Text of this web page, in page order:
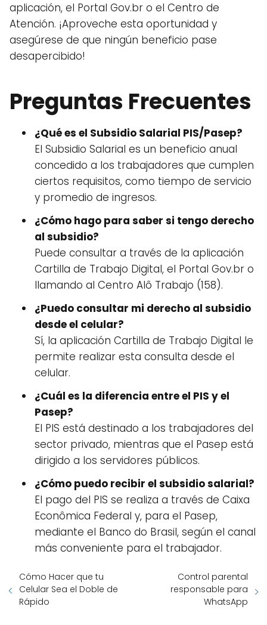
aplicación, el Portal Gov.br o el Centro de
Atención. ¡Aproveche esta oportunidad y
asegúrese de que ningún beneficio pase
desapercibido!
Preguntas Frecuentes
¿Qué es el Subsidio Salarial PIS/Pasep?
El Subsidio Salarial es un beneficio anual
concedido a los trabajadores que cumplen
ciertos requisitos, como tiempo de servicio
y promedio de ingresos.
¿Cómo hago para saber si tengo derecho
al subsidio?
Puede consultar a través de la aplicación
Cartilla de Trabajo Digital, el Portal Gov.br o
llamando al Centro Alô Trabajo (158).
¿Puedo consultar mi derecho al subsidio
desde el celular?
Sí, la aplicación Cartilla de Trabajo Digital le
permite realizar esta consulta desde el
celular.
¿Cuál es la diferencia entre el PIS y el
Pasep?
El PIS está destinado a los trabajadores del
sector privado, mientras que el Pasep está
dirigido a los servidores públicos.
¿Cómo puedo recibir el subsidio salarial?
El pago del PIS se realiza a través de Caixa
Econômica Federal y, para el Pasep,
mediante el Banco do Brasil, según el canal
más conveniente para el trabajador.
Cómo Hacer que tu
Celular Sea el Doble de
Rápido
Control parental
responsable para
WhatsApp